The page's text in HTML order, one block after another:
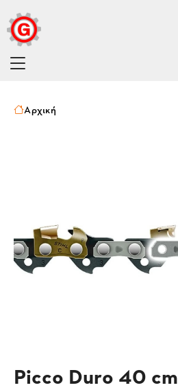
Αρχική
Picco Duro 40 cm